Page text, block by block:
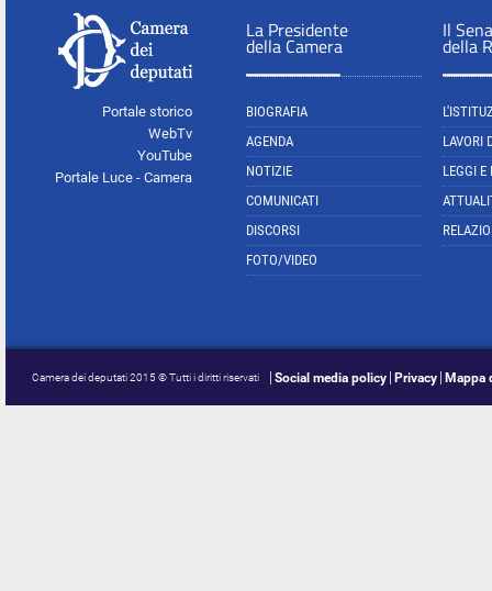
Portale storico
WebTv
YouTube
Portale Luce - Camera
La Presidente
della Camera
BIOGRAFIA
AGENDA
NOTIZIE
COMUNICATI
DISCORSI
FOTO/VIDEO
Il
della
LAVORI
LEGGI E
Camera dei deputati 2015 © Tutti i diritti riservati Social media policy Privacy Mappa